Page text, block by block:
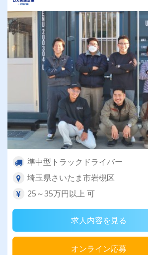
準中型トラックドライバー
埼玉県さいたま市岩槻区
25～35万円以上 可
求人内容を見る
オンライン応募